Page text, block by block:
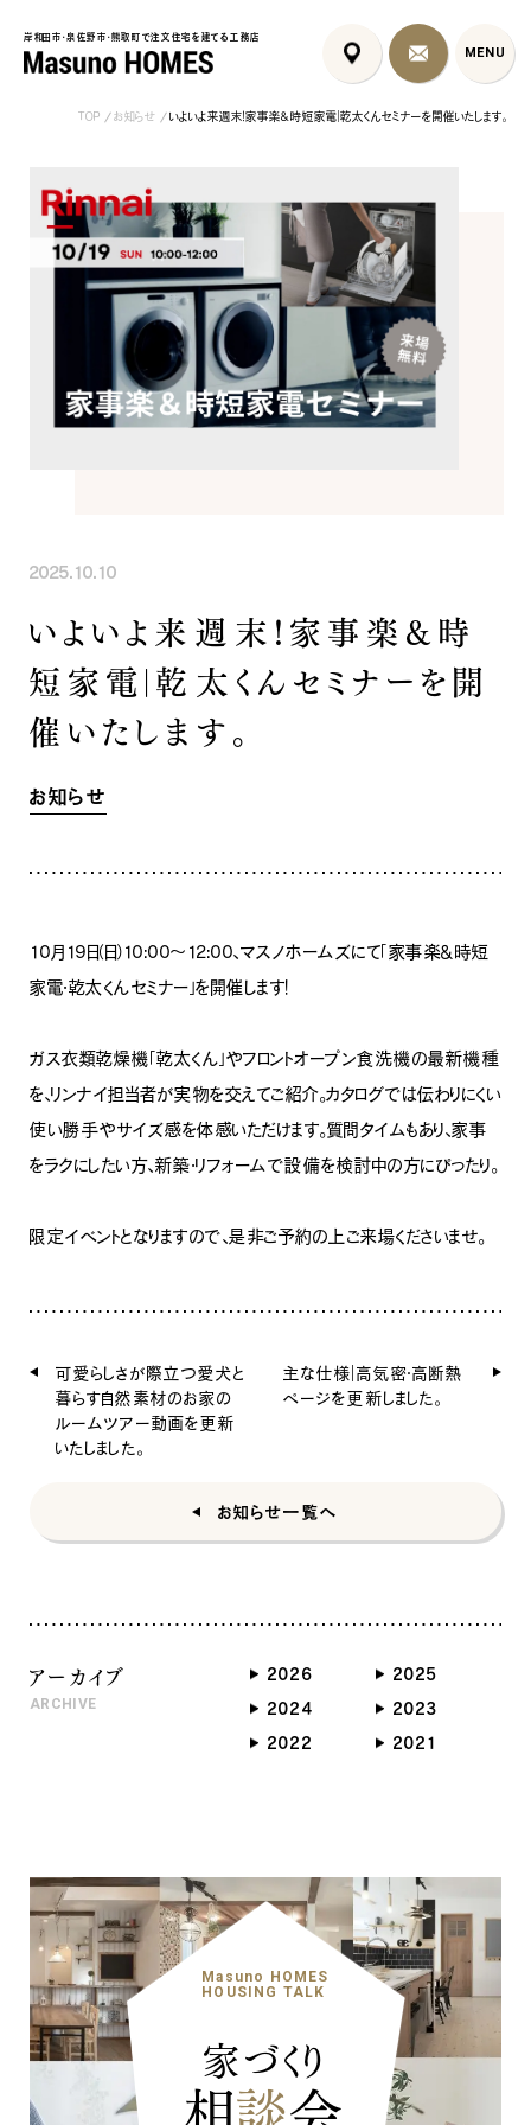
岸和田市・泉佐野市・熊取町で注文住宅を建てる工務店
MENU
MENU
岸和田市・泉佐野市・熊取町で注文住宅を建てる工務店
泉佐野市の北欧デザイン注文
住宅｜自然素材と...
泉佐野市の共働き夫婦向け注
文住宅｜家事ラク...
フレンチカントリ
喰壁とペット...
コンセプト
はじめに
5つの約束
標準仕様
INFORMATION
社長ブログ
お知らせ
家づくり相談会
スタッフ紹介
お客様の声
お問い合わせ
TOP お知らせ いよいよ来週末！家事楽＆時短家電｜乾太くんセミナーを開催いたします。
2025.10.10
いよいよ来週末！家事楽＆時
短家電｜乾太くんセミナーを開
催いたします。
お知らせ
10月19日（日）10:00〜12:00、マスノホームズにて「家事楽＆時短
家電・乾太くんセミナー」を開催します！
ガス衣類乾燥機「乾太くん」やフロントオープン食洗機の最新機種
を、リンナイ担当者が実物を交えてご紹介。カタログでは伝わりにくい
使い勝手やサイズ感を体感いただけます。質問タイムもあり、家事
をラクにしたい方、新築・リフォームで設備を検討中の方にぴったり。
限定イベントとなりますので、是非ご予約の上ご来場くださいませ。
可愛らしさが際立つ愛犬と
暮らす自然素材のお家の
ルームツアー動画を更新
いたしました。
主な仕様｜高気密・高断熱
ページを更新しました。
お知らせ一覧へ
アーカイブ
ARCHIVE
2026
2025
2024
2023
2022
2021
Masuno HOMES
HOUSING TALK
家づくり